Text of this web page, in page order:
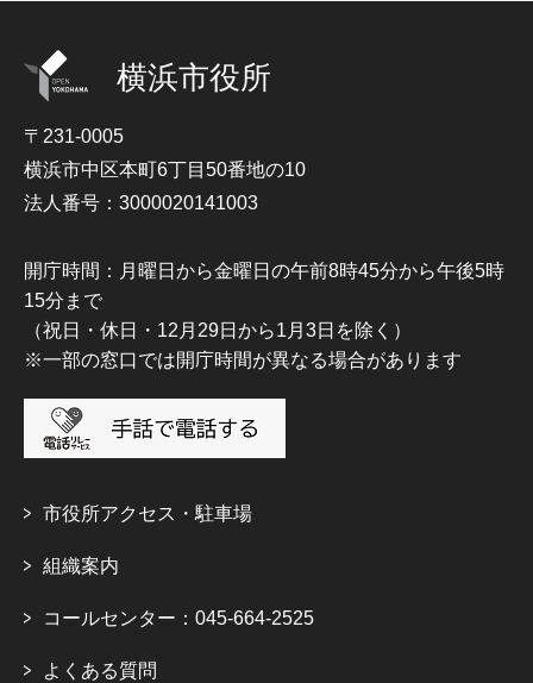
横浜市役所
〒231-0005
横浜市中区本町6丁目50番地の10
法人番号：3000020141003
開庁時間：月曜日から金曜日の午前8時45分から午後5時
15分まで
（祝日・休日・12月29日から1月3日を除く）
※一部の窓口では開庁時間が異なる場合があります
市役所アクセス・駐車場
組織案内
コールセンター：045-664-2525
よくある質問